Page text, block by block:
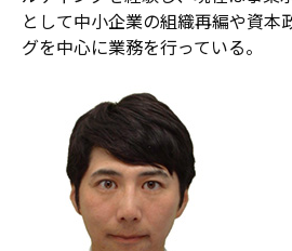
として中小企業の組織再編や資本
グを中心に業務を行っている。